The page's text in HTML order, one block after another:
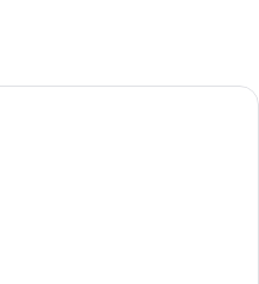
Una camera d'albergo con un letto,